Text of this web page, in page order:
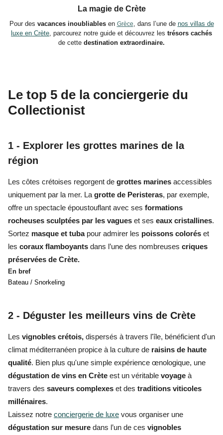
La magie de Crète
Pour des vacances inoubliablesen Grèce, dans l’une de nos villas de
luxe en Crète, parcourez notre guide et découvrez les trésors cachés
de cette destination extraordinaire.
Le top 5 de la conciergerie du
Collectionist
1 - Explorer les grottes marines de la
région
Les côtes crétoises regorgent de grottes marines accessibles
uniquement par la mer. La grotte de Peristeras, par exemple,
offre un spectacle époustouflant avec ses formations
rocheuses sculptées par les vagues et ses eaux cristallines.
Sortez masque et tubapour admirer les poissons colorés et
les coraux flamboyants dans l’une des nombreuses criques
préservées de Crète.
En bref
Bateau / Snorkeling
2 - Déguster les meilleurs vins de Crète
Les vignobles crétois, dispersés à travers l'île, bénéficient d'un
climat méditerranéen propice à la culture de raisins de haute
qualité. Bien plus qu'une simple expérience œnologique, une
dégustation de vins en Crète est un véritable voyage à
travers des saveurs complexes et des traditions viticoles
millénaires.
Laissez notre conciergerie de luxe vous organiser une
dégustation sur mesure dans l’un de ces vignobles